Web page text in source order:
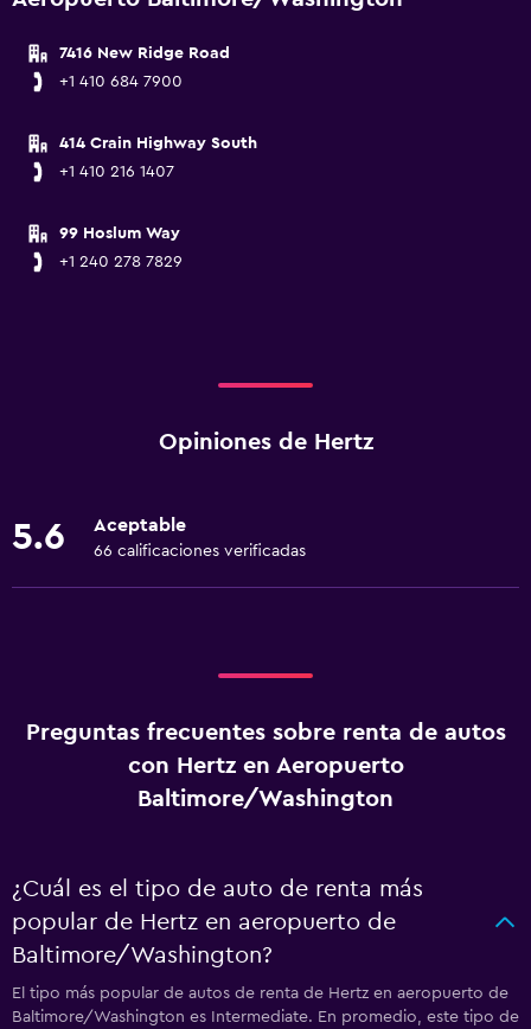
7416 New Ridge Road
+1 410 684 7900
414 Crain Highway South
+1 410 216 1407
99 Hoslum Way
+1 240 278 7829
Opiniones de Hertz
5.6 Aceptable
66 calificaciones verificadas
Preguntas frecuentes sobre renta de autos
con Hertz en Aeropuerto
Baltimore/Washington
¿Cuál es el tipo de auto de renta más
popular de Hertz en aeropuerto de
Baltimore/Washington?
El tipo más popular de autos de renta de Hertz en aeropuerto de
Baltimore/Washington es Intermediate. En promedio, este tipo de